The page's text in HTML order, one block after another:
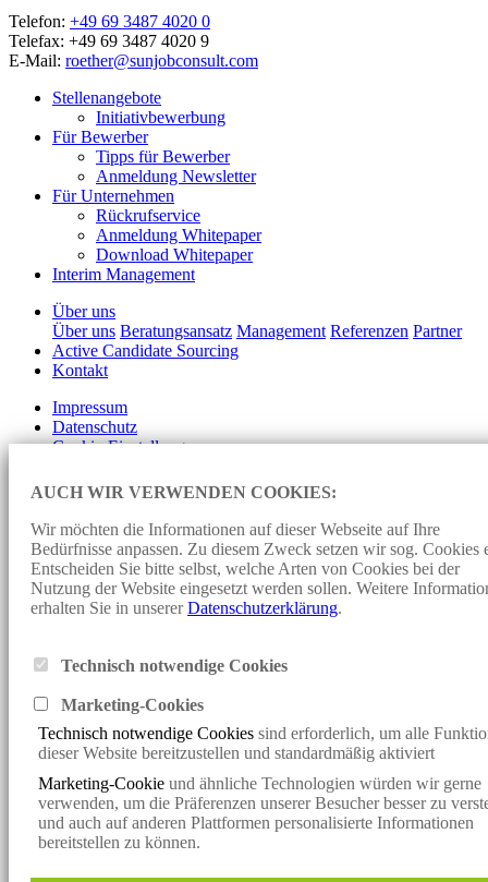
Telefon: +49 69 3487 4020 0
Telefax: +49 69 3487 4020 9
E-Mail: roether@sunjobconsult.com
Stellenangebote
Initiativbewerbung
Für Bewerber
Tipps für Bewerber
Anmeldung Newsletter
Für Unternehmen
Rückrufservice
Anmeldung Whitepaper
Download Whitepaper
Interim Management
Über uns
Über uns Beratungsansatz Management Referenzen Partner
Active Candidate Sourcing
Kontakt
Impressum
Datenschutz
Cookie-Einstellungen
Design und Programmierung:Konzept fünf
Personalberater, Personalberatung für Erneuerbare Energien
in Deutschland Headhunter Windenergie, Executive Search,
Direct Search, Direktansprache, Consulting, Personalsuche für
Unternehmen, Interim Management, Stellenangebote, Jobs,
Jobangebote, Fachkräfte, Führungskräfte, Personal,
Personalberater, Photovoltaik, Windkraft, Speichertechnologie,
Elektromobilität, Ladeinfrastruktur, Energieeffizienz,
Personaldienstleister
Klicken Sie hier, um mit uns per WhatsApp in Kontakt zu treten
Klicken Sie hier, um mit uns per WhatsApp in Kontakt zu treten
Verpassen Sie keine spannende
Vakanz mehr!
Jetzt den Sunjob-Newsletter abonnieren und die neuesten Vakanzen
direkt per
E-Mail erhalten.
AUCH WIR VERWENDEN COOKIES:
Wir möchten die Informationen auf dieser Webseite auf Ihre
Bedürfnisse anpassen. Zu diesem Zweck setzen wir sog. Cookies
Entscheiden Sie bitte selbst, welche Arten von Cookies bei der
Nutzung der Website eingesetzt werden sollen. Weitere
erhalten Sie in unsererDatenschutzerklärung.
Technisch notwendige Cookies
Marketing-Cookies
Technisch notwendige Cookies sind erforderlich, um alle
dieser Website bereitzustellen und standardmäßig aktiviert
Marketing-Cookie und ähnliche Technologien würden wir gerne
verwenden, um die Präferenzen unserer Besucher besser zu
und auch auf anderen Plattformen personalisierte Informationen
bereitstellen zu können.